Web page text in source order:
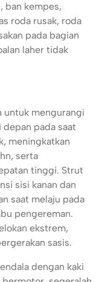
ban kempes,
roda rusak, roda
pada bagian
laher tidak
untuk mengurangi
pada saat
meningkatkan
serta
tinggi. Strut
sisi kanan dan
saat melaju pada
pengereman.
ekstrem,
sasis.
dengan kaki